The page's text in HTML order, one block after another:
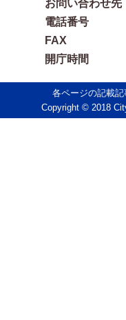
お問い合わせ先
電話番号
FAX
開庁時間
各ページの記載
Copyright © 2018